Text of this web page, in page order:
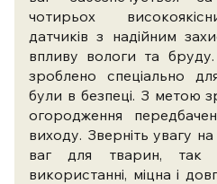
чотирьох
датчиків з надійним
впливу вологи та
зроблено спеціально
були в безпеці. З метою
огородження
виходу. Зверніть увагу
ваг для тварин,
використанні, міцна і